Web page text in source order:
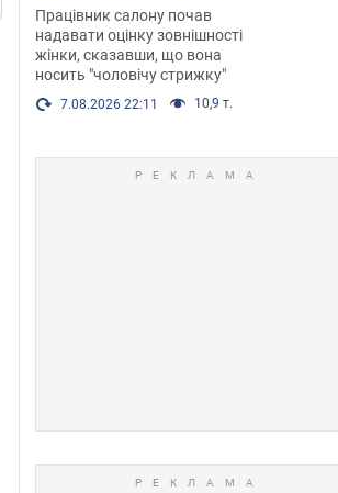
після хімієтерапії,
розгорівся скандал.
Фото
Працівник салону почав
надавати оцінку зовнішності
жінки, сказавши, що вона
носить "чоловічу стрижку"
7.08.2026 22:11 10,9 т.